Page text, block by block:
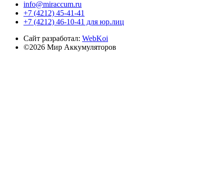
info@miraccum.ru
+7 (4212) 45-41-41
+7 (4212) 46-10-41 для юр.лиц
Сайт разработал: WebKoi
©2026 Мир Аккумуляторов